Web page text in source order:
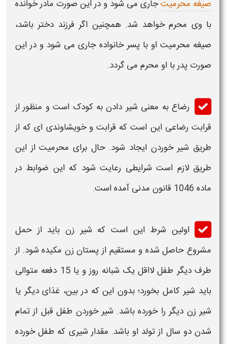
صیغه محرمیتجاری می شود و در این صورت مادر خوانده
با وی محرمخواهد شد. همچنین اگر فرزند دختر باشد،
صیغه محرمیت او با پسر خانواده جاری می شود و در این
صورت پدر با او محرم می گردد.
رضاع به معنی شیر دادن به کودک است و منظور از
قرابت رضاعی این است که قرابت و خویشاوندی ای که از
طریق شیر خوردن ایجاد شود. حال برای محرمیتاز این
طریق لازم است شرایطی رعایت شود که این ضوابط در
ماده 1046 قانون مدنی آمده است.
اولین شرط این است که شیر زن باید از حمل
مشروع حاصل شده و مستقیم از پستان زن مکیده شود. از
طرف دیگر طفل لااقل یک شبانه روز و یا 15 دفعه متوالی
باید شیر کامل بخورد؛ بدون این که در بین، غذای دیگر یا
شیر زن دیگر را خورده باشد. شیر خوردن طفل قبل از تمام
شدن دو سال از تولد او باشد. مقدار شیری که طفل خورده